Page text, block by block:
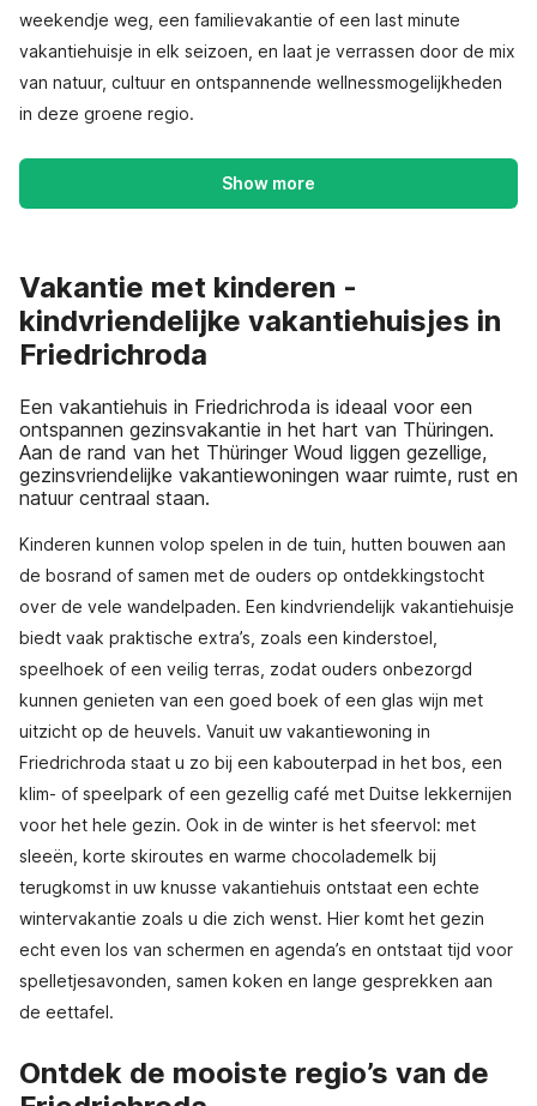
weekendje weg, een familievakantie of een last minute
vakantiehuisje in elk seizoen, en laat je verrassen door de mix
van natuur, cultuur en ontspannende wellnessmogelijkheden
in deze groene regio.
Show more
Vakantie met kinderen -
kindvriendelijke vakantiehuisjes in
Friedrichroda
Een vakantiehuis in Friedrichroda is ideaal voor een
ontspannen gezinsvakantie in het hart van Thüringen.
Aan de rand van het Thüringer Woud liggen gezellige,
gezinsvriendelijke vakantiewoningen waar ruimte, rust en
natuur centraal staan.
Kinderen kunnen volop spelen in de tuin, hutten bouwen aan
de bosrand of samen met de ouders op ontdekkingstocht
over de vele wandelpaden. Een kindvriendelijk vakantiehuisje
biedt vaak praktische extra’s, zoals een kinderstoel,
speelhoek of een veilig terras, zodat ouders onbezorgd
kunnen genieten van een goed boek of een glas wijn met
uitzicht op de heuvels. Vanuit uw vakantiewoning in
Friedrichroda staat u zo bij een kabouterpad in het bos, een
klim- of speelpark of een gezellig café met Duitse lekkernijen
voor het hele gezin. Ook in de winter is het sfeervol: met
sleeën, korte skiroutes en warme chocolademelk bij
terugkomst in uw knusse vakantiehuis ontstaat een echte
wintervakantie zoals u die zich wenst. Hier komt het gezin
echt even los van schermen en agenda’s en ontstaat tijd voor
spelletjesavonden, samen koken en lange gesprekken aan
de eettafel.
Ontdek de mooiste regio’s van de